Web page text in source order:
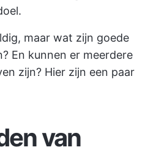
maar wat zijn goede
En kunnen er meerdere
zijn? Hier zijn een paar
van